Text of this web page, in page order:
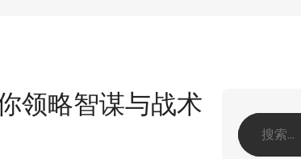
领略智谋与战术